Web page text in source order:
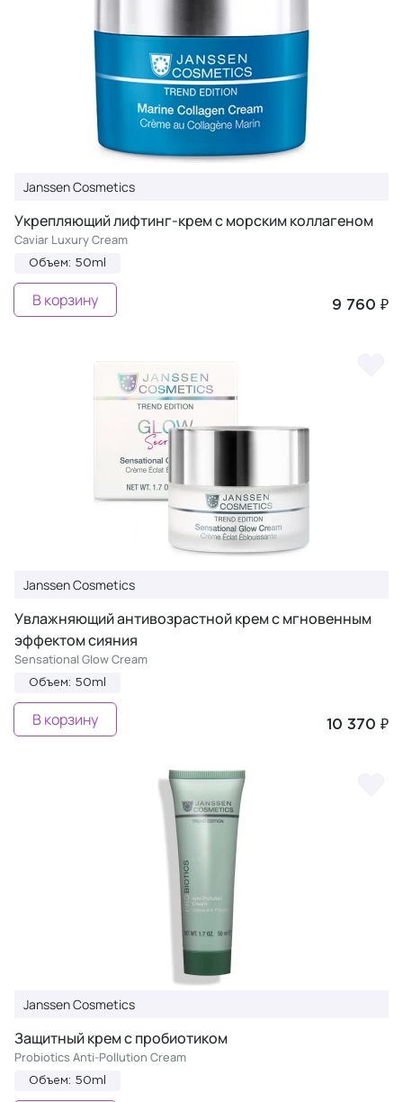
Janssen Cosmetics
Укрепляющий лифтинг-крем с морским коллагеном
Caviar Luxury Cream
Объем: 50ml
9 760 ₽
В корзину
Janssen Cosmetics
Увлажняющий антивозрастной крем с мгновенным
эффектом сияния
Sensational Glow Cream
Объем: 50ml
10 370 ₽
В корзину
Janssen Cosmetics
Защитный крем с пробиотиком
Probiotics Anti-Pollution Cream
Объем: 50ml